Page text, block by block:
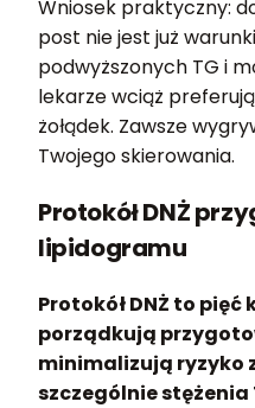
Wniosek praktyczny:
post nie jest już
podwyższonych TG i
lekarze wciąż
żołądek. Zawsze
Twojego skierowania.
Protokół DNŻ
lipidogramu
Protokół DNŻ to
porządkują
minimalizują ryzyko
szczególnie stężenia